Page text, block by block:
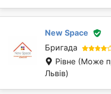
New Space
Бригада
Рівне (Може
Львів)